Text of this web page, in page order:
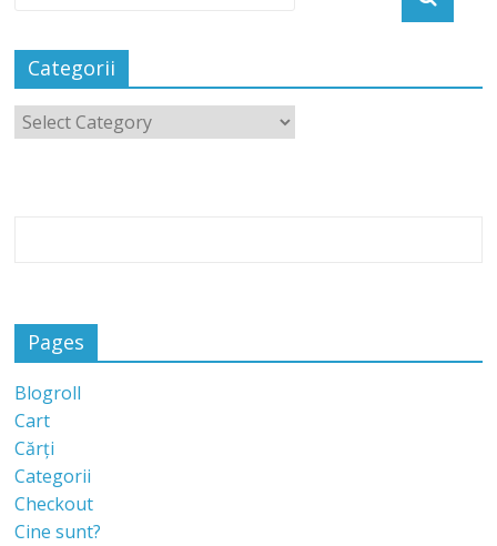
Categorii
Pages
Blogroll
Cart
Cărți
Categorii
Checkout
Cine sunt?